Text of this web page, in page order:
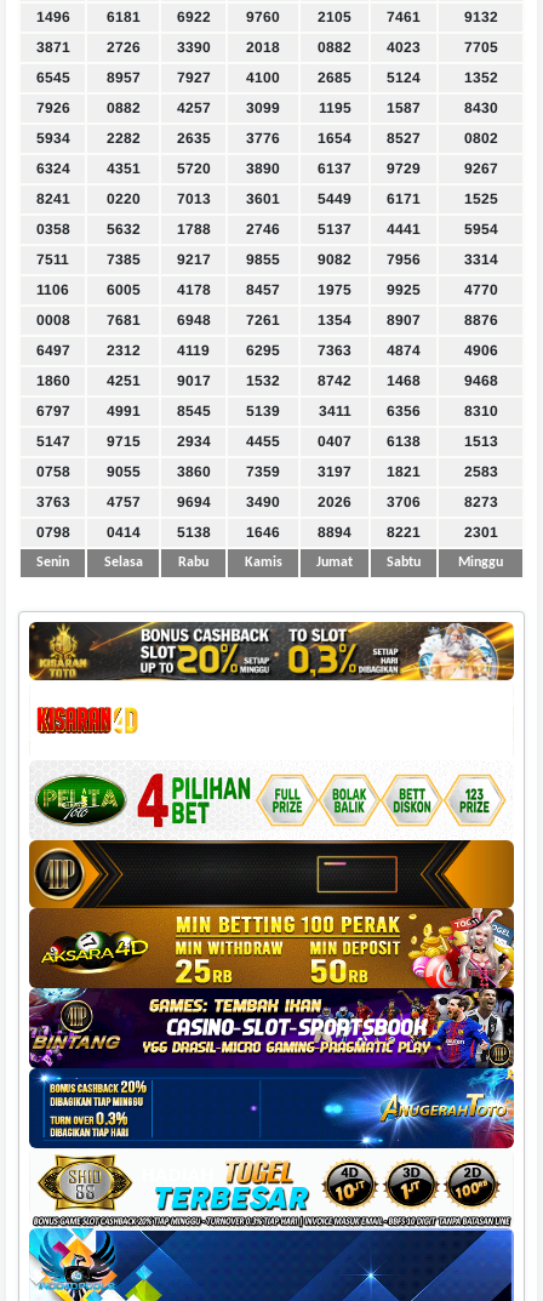
1496
6181 6922 9760 2105 7461
9132
3871
2726 3390 2018 0882 4023
7705
6545
8957 7927 4100 2685 5124
1352
7926
0882 4257 3099 1195 1587
8430
5934
2282 2635 3776 1654 8527
0802
6324
4351 5720 3890 6137 9729
9267
8241
0220 7013 3601 5449 6171
1525
0358
5632 1788 2746 5137 4441
5954
7511
7385 9217 9855 9082 7956
3314
1106
6005 4178 8457 1975 9925
4770
0008
7681 6948 7261 1354 8907
8876
6497
2312 4119 6295 7363 4874
4906
1860
4251 9017 1532 8742 1468
9468
6797
4991 8545 5139 3411 6356
8310
5147
9715 2934 4455 0407 6138
1513
0758
9055 3860 7359 3197 1821
2583
3763
4757 9694 3490 2026 3706
8273
0798
0414 5138 1646 8894 8221 2301
Senin Selasa Rabu Kamis Jumat Sabtu Minggu